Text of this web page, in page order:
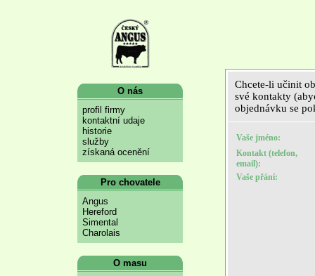
O nás
profil firmy
kontaktní udaje
historie
služby
získaná ocenění
Pro chovatele
Angus
Hereford
Simental
Charolais
O masu
Chcete-li učinit
své kontakty
objednávku se
Vaše jméno:
Kontakt (telefon,
email):
Vaše přání: